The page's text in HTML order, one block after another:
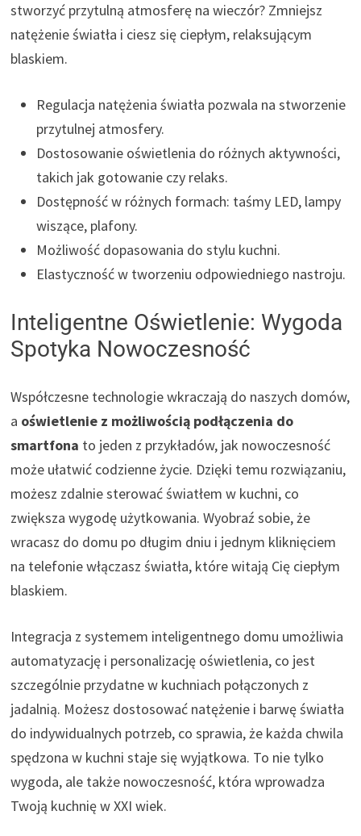
stworzyć przytulną atmosferę na wieczór? Zmniejsz
natężenie światła i ciesz się ciepłym, relaksującym
blaskiem.
Regulacja natężenia światła pozwala na stworzenie
przytulnej atmosfery.
Dostosowanie oświetlenia do różnych aktywności,
takich jak gotowanie czy relaks.
Dostępność w różnych formach: taśmy LED, lampy
wiszące, plafony.
Możliwość dopasowania do stylu kuchni.
Elastyczność w tworzeniu odpowiedniego nastroju.
Inteligentne Oświetlenie: Wygoda
Spotyka Nowoczesność
Współczesne technologie wkraczają do naszych domów,
a oświetlenie z możliwością podłączenia do
smartfona to jeden z przykładów, jak nowoczesność
może ułatwić codzienne życie. Dzięki temu rozwiązaniu,
możesz zdalnie sterować światłem w kuchni, co
zwiększa wygodę użytkowania. Wyobraź sobie, że
wracasz do domu po długim dniu i jednym kliknięciem
na telefonie włączasz światła, które witają Cię ciepłym
blaskiem.
Integracja z systemem inteligentnego domu umożliwia
automatyzację i personalizację oświetlenia, co jest
szczególnie przydatne w kuchniach połączonych z
jadalnią. Możesz dostosować natężenie i barwę światła
do indywidualnych potrzeb, co sprawia, że każda chwila
spędzona w kuchni staje się wyjątkowa. To nie tylko
wygoda, ale także nowoczesność, która wprowadza
Twoją kuchnię w XXI wiek.